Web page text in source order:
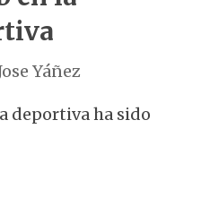
Yáñez
deportiva ha sido